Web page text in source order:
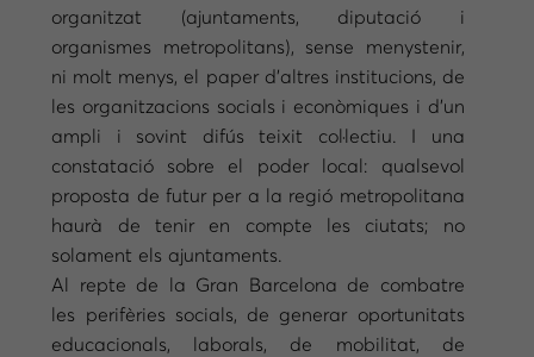
organitzat (ajuntaments, diputació i
organismes metropolitans), sense menystenir,
ni molt menys, el paper d’altres institucions, de
les organitzacions socials i econòmiques i d’un
ampli i sovint difús teixit col·lectiu. I una
constatació sobre el poder local: qualsevol
proposta de futur per a la regió metropolitana
haurà de tenir en compte les ciutats; no
solament els ajuntaments.
Al repte de la Gran Barcelona de combatre
les perifèries socials, de generar oportunitats
educacionals, laborals, de mobilitat, de